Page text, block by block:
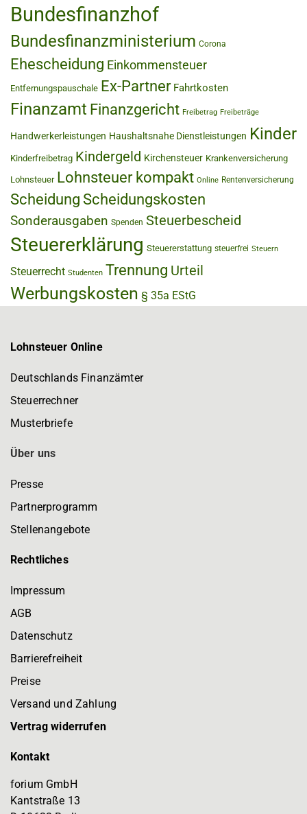
Bundesfinanzhof
Bundesfinanzministerium Corona
Ehescheidung Einkommensteuer
Entfernungspauschale Ex-Partner Fahrtkosten
Finanzamt Finanzgericht Freibetrag Freibeträge
Handwerkerleistungen Haushaltsnahe Dienstleistungen Kinder
Kinderfreibetrag Kindergeld Kirchensteuer Krankenversicherung
Lohnsteuer Lohnsteuer kompakt Online Rentenversicherung
Scheidung Scheidungskosten
Sonderausgaben Spenden Steuerbescheid
Steuererklärung Steuererstattung steuerfrei Steuern
Steuerrecht Studenten Trennung Urteil
Werbungskosten § 35a EStG
Lohnsteuer Online
Deutschlands Finanzämter
Steuerrechner
Musterbriefe
Über uns
Presse
Partnerprogramm
Stellenangebote
Rechtliches
Impressum
AGB
Datenschutz
Barrierefreiheit
Preise
Versand und Zahlung
Vertrag widerrufen
Kontakt
forium GmbH
Kantstraße 13